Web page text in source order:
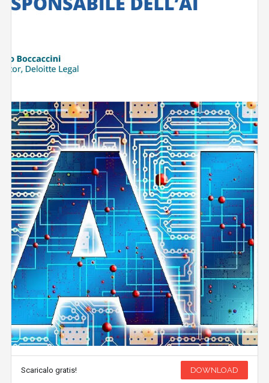
Scaricalo gratis! DOWNLOAD